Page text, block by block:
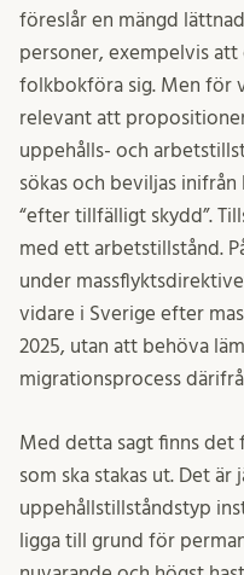
föreslår en mängd
personer, exempelvis
folkbokföra sig. Men för
relevant att
uppehålls- och
sökas och beviljas
“efter tillfälligt skydd”.
med ett arbetstillstånd.
under
vidare i Sverige efter
2025, utan att behöva
migrationsprocess
Med detta sagt finns det
som ska stakas ut. Det
uppehållstillståndstyp
ligga till grund för